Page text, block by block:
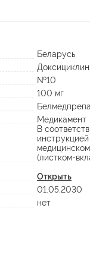
Беларусь
Доксициклин
№10
100 мг
Медикамент
В
(листком-
Открыть
01.05.2030
нет